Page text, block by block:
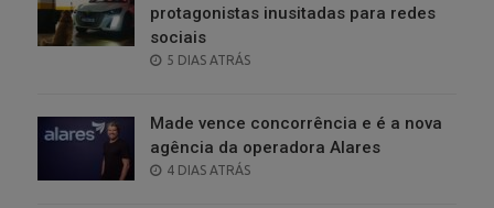
protagonistas inusitadas para redes
sociais
POSTED
5 DIAS ATRÁS
Made vence concorrência e é a nova
agência da operadora Alares
POSTED
4 DIAS ATRÁS